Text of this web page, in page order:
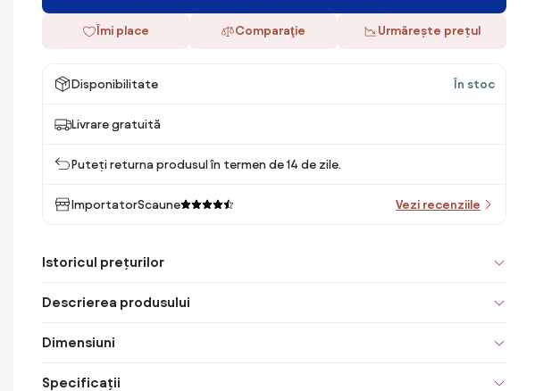
Îmi place Comparaţie Urmărește prețul
Disponibilitate În stoc
Livrare gratuită
Puteți returna produsul în termen de 14 de zile.
ImportatorScaune Vezi recenziile
Istoricul prețurilor
Descrierea produsului
Dimensiuni
Specificații